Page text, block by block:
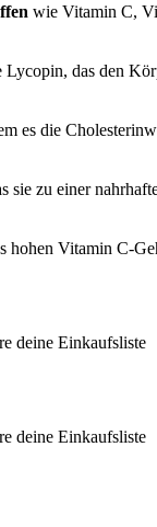
wie Vitamin C,
Lycopin, das den
es die
sie zu einer
hohen Vitamin C-
deine Einkaufsliste
deine Einkaufsliste